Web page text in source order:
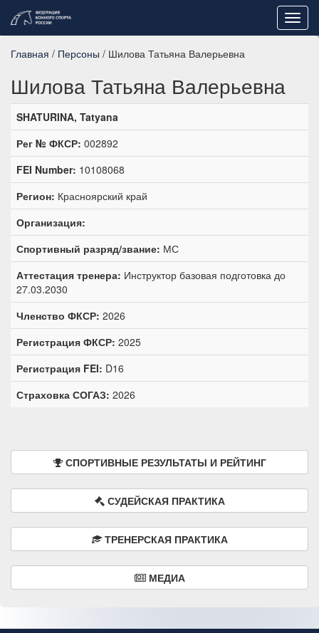
Главная / Персоны / Шилова Татьяна Валерьевна
Шилова Татьяна Валерьевна
SHATURINA, Tatyana
Рег № ФКСР: 002892
FEI Number: 10108068
Регион: Красноярский край
Организация:
Спортивный разряд/звание: МС
Аттестация тренера: Инструктор базовая подготовка до
27.03.2030
Членство ФКСР: 2026
Регистрация ФКСР: 2025
Регистрация FEI: D16
Страховка СОГАЗ: 2026
СПОРТИВНЫЕ РЕЗУЛЬТАТЫ И РЕЙТИНГ
СУДЕЙСКАЯ ПРАКТИКА
ТРЕНЕРСКАЯ ПРАКТИКА
МЕДИА